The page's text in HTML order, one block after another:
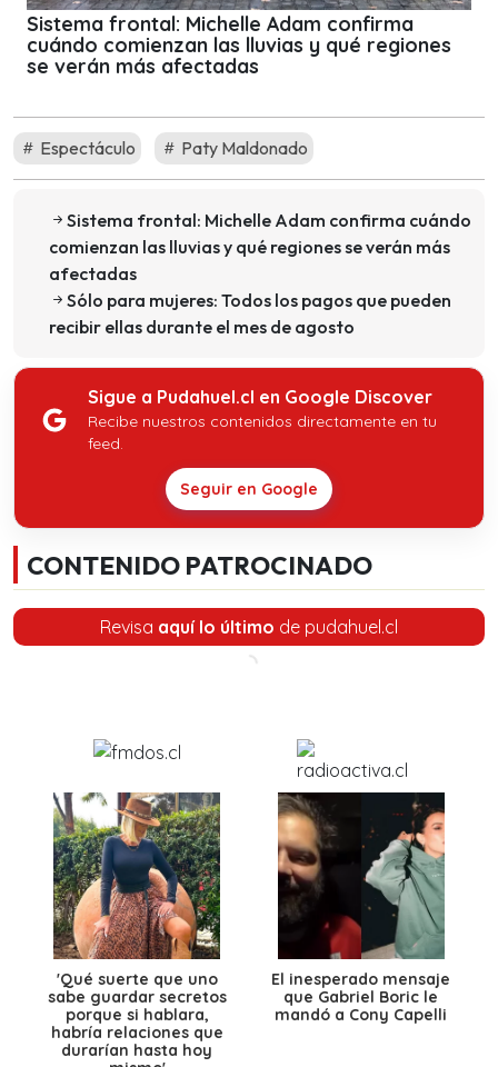
Sistema frontal: Michelle Adam confirma
cuándo comienzan las lluvias y qué regiones
se verán más afectadas
Espectáculo Paty Maldonado
Sistema frontal: Michelle Adam confirma cuándo
comienzan las lluvias y qué regiones se verán más
afectadas
Sólo para mujeres: Todos los pagos que pueden
recibir ellas durante el mes de agosto
Sigue a Pudahuel.cl en Google Discover
Recibe nuestros contenidos directamente en tu
feed.
Seguir en Google
CONTENIDO PATROCINADO
Revisa aquí lo último de pudahuel.cl
'Qué suerte que uno
sabe guardar secretos
porque si hablara,
habría relaciones que
durarían hasta hoy
El inesperado mensaje
que Gabriel Boric le
mandó a Cony Capelli